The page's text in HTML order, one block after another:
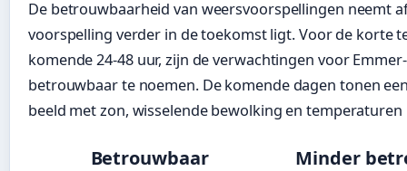
De betrouwbaarheid van weersvoorspellingen neemt
voorspelling verder in de toekomst ligt. Voor de korte
komende 24-48 uur, zijn de verwachtingen voor
betrouwbaar te noemen. De komende dagen tonen
beeld met zon, wisselende bewolking en temperaturen
Betrouwbaar
Minder